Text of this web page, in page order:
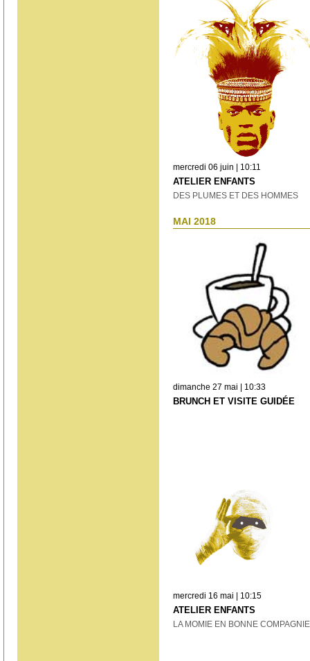
mercredi 06 juin | 10:11
ATELIER ENFANTS
DES PLUMES ET DES HOMMES
MAI 2018
dimanche 27 mai | 10:33
BRUNCH ET VISITE GUIDÉE
mercredi 16 mai | 10:15
ATELIER ENFANTS
LA MOMIE EN BONNE COMPAGNIE